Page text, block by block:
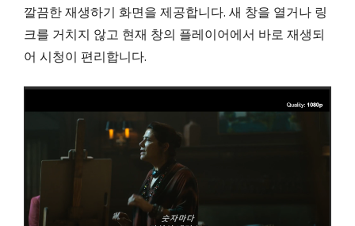
깔끔한 재생하기 화면을 제공합니다. 새 창을 열거나 링
크를 거치지 않고 현재 창의 플레이어에서 바로 재생되
어 시청이 편리합니다.